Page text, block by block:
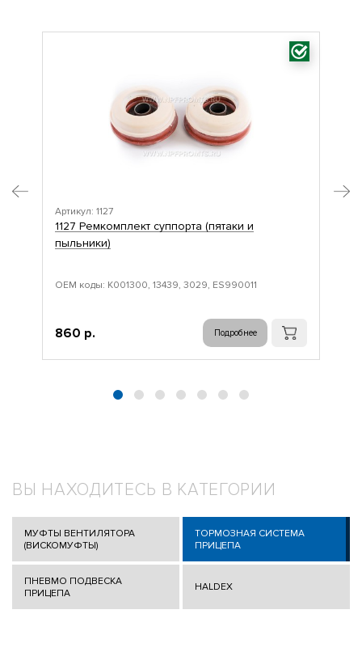
Артикул: 1127
1127 Ремкомплект суппорта (пятаки и
пыльники)
ОЕМ коды: K001300, 13439, 3029, ES990011
860 р. Подробнее
ВЫ НАХОДИТЕСЬ В КАТЕГОРИИ
МУФТЫ ВЕНТИЛЯТОРА
(ВИСКОМУФТЫ)
ТОРМОЗНАЯ СИСТЕМА
ПРИЦЕПА
ПНЕВМО ПОДВЕСКА
ПРИЦЕПА
HALDEX